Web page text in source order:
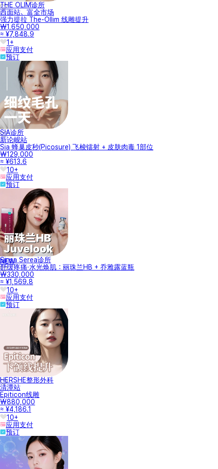
THE OLIM诊所
西面站、富全市场
强力提拉 The-Ollim 线雕提升
₩1,650,000
≈ ¥7,848.9
1+
应用支付
预订
SIA诊所
新论岘站
Sia 蜂巢皮秒(Picosure) 飞梭镭射 + 皮肤肉毒 1部位
₩129,000
≈ ¥613.6
10+
应用支付
预订
NEW
Sinsa Serea诊所
舒缓疼痛·水光焕肌：丽珠兰HB + 乔雅露蓝瓶
₩330,000
≈ ¥1,569.8
10+
应用支付
预订
HERSHE整形外科
清潭站
Epiticon线雕
₩880,000
≈ ¥4,186.1
10+
应用支付
预订